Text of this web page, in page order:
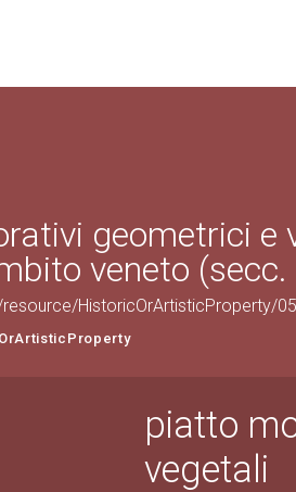
geometrici e
veneto
HistoricOrArtisticProperty/
piatto
vegetali